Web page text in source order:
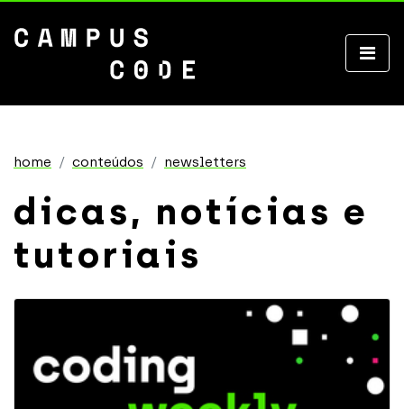
home conteúdos newsletters
dicas, notícias e
tutoriais